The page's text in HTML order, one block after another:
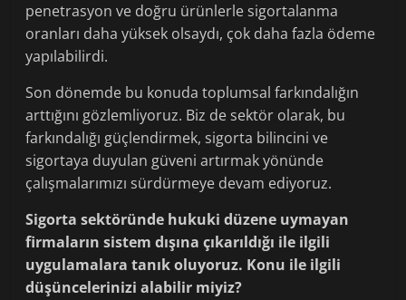
penetrasyon ve doğru ürünlerle sigortalanma
oranları daha yüksek olsaydı, çok daha fazla ödeme
yapılabilirdi.
Son dönemde bu konuda toplumsal farkındalığın
arttığını gözlemliyoruz. Biz de sektör olarak, bu
farkındalığı güçlendirmek, sigorta bilincini ve
sigortaya duyulan güveni artırmak yönünde
çalışmalarımızı sürdürmeye devam ediyoruz.
Sigorta sektöründe hukuki düzene uymayan
firmaların sistem dışına çıkarıldığı ile ilgili
uygulamalara tanık oluyoruz. Konu ile ilgili
düşüncelerinizi alabilir miyiz?